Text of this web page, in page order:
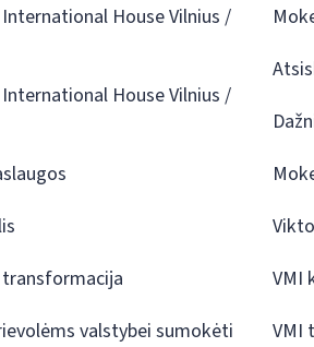
House Vilnius /
House Vilnius /
valstybei sumokėti
VMI
VMI